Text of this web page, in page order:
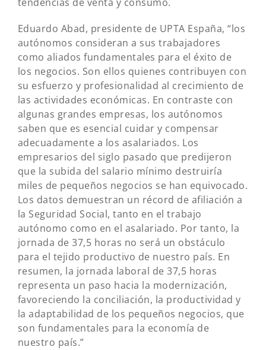
Eduardo Abad, presidente de UPTA España, “los
autónomos consideran a sus trabajadores
como aliados fundamentales para el éxito de
los negocios. Son ellos quienes contribuyen con
su esfuerzo y profesionalidad al crecimiento de
las actividades económicas. En contraste con
algunas grandes empresas, los autónomos
saben que es esencial cuidar y compensar
adecuadamente a los asalariados. Los
empresarios del siglo pasado que predijeron
que la subida del salario mínimo destruiría
miles de pequeños negocios se han equivocado.
Los datos demuestran un récord de afiliación a
la Seguridad Social, tanto en el trabajo
autónomo como en el asalariado. Por tanto, la
jornada de 37,5 horas no será un obstáculo
para el tejido productivo de nuestro país. En
resumen, la jornada laboral de 37,5 horas
representa un paso hacia la modernización,
favoreciendo la conciliación, la productividad y
la adaptabilidad de los pequeños negocios, que
son fundamentales para la economía de
nuestro país.”